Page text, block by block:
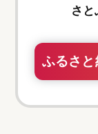
さと
ふるさ